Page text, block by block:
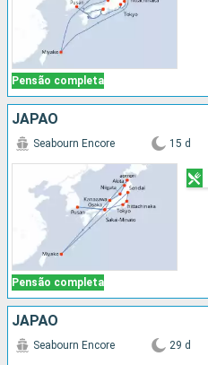
Pensão completa
JAPÃO
Pensão completa
Seabourn Encore 15 d
JAPÃO
Seabourn Encore 29 d